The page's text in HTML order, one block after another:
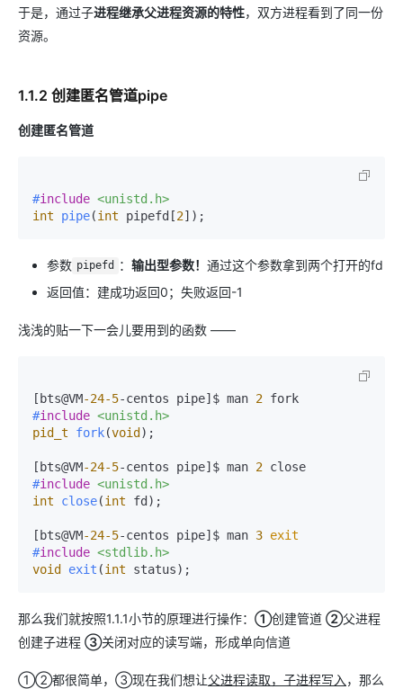
于是，通过子进程继承父进程资源的特性，双方进程看到了同一份
资源。
1.1.2 创建匿名管道pipe
创建匿名管道
#include <unistd.h>
int
pipe(int pipefd[2]) ;
参数 pipefd ： 输出型参数！ 通过这个参数拿到两个打开的fd
返回值：建成功返回0；失败返回-1
浅浅的贴一下一会儿要用到的函数 ——
[bts@VM-24-5-centos pipe]$ man 2
#include <unistd.h>
pid_t
fork(void ) ;
[bts@VM-24-5-centos pipe]$ man 2
#include <unistd.h>
int
close(int fd) ;
[bts@VM-24-5-centos pipe]$ man 3 exit
#include <stdlib.h>
void
exit (int status) ;
那么我们就按照1.1.1小节的原理进行操作： ①创建管道 ②父进程
创建子进程 ③关闭对应的读写端，形成单向信道
①②都很简单，③现在我们想让父进程读取，子进程写入 ，那么